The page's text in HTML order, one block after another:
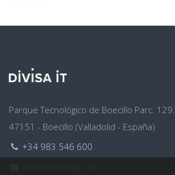
Dirección
Parque Tecnológico de Boecillo Parc. 129.
47151 - Boecillo (Valladolid - España)
Teléfono:
+34 983 546 600